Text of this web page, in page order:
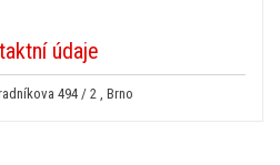
údaje
494 / 2 , Brno